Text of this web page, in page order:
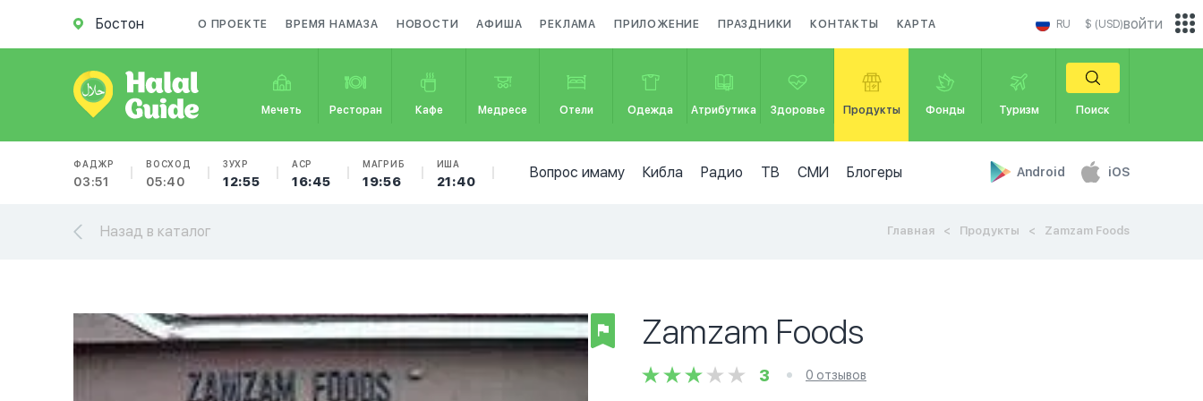
Бостон О ПРОЕКТЕ ВРЕМЯ НАМАЗА НОВОСТИ АФИША РЕКЛАМА ПРИЛОЖЕНИЕ ПРАЗДНИКИ КОНТАКТЫ КАРТА RU $ (USD)
Мечеть Ресторан Кафе Медресе Отели Одежда Атрибутика Здоровье Продукты Фонды Туризм Поиск
ФАДЖР
03:51
ВОСХОД
05:40
ЗУХР
12:55
АСР
16:45
МАГРИБ
19:56
ИША
21:40
Вопрос имаму Кибла Радио ТВ СМИ Блогеры Android iOS
войти
Назад в каталог Главная Продукты Zamzam Foods
Zamzam Foods
3 0 отзывов